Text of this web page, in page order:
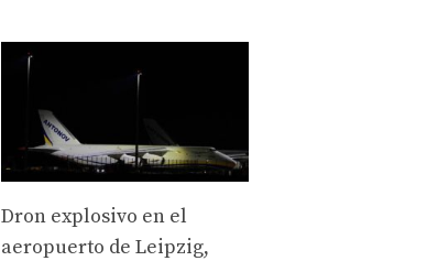
Dron explosivo en el
aeropuerto de Leipzig,